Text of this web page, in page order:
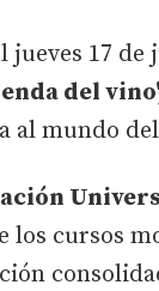
jueves 17 de
del
al mundo
los cursos